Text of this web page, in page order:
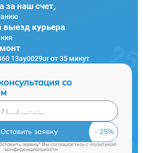
за наш счет,
выезд курьера
13ay0029ur от 35 минут
со
Оставить заявку
заявку" Вы соглашаетесь cполитикой
конфиденциальности